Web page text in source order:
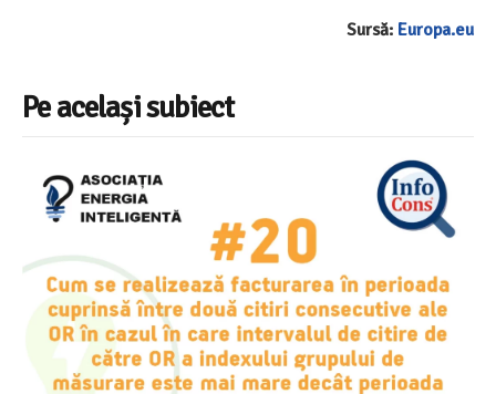
Sursă: Europa.eu
Pe același subiect